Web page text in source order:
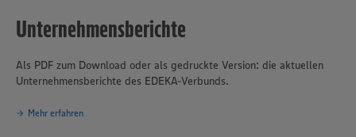
Unternehmensberichte
Als PDF zum Download oder als gedruckte Version: die aktuellen
Unternehmensberichte des EDEKA-Verbunds.
Mehr erfahren